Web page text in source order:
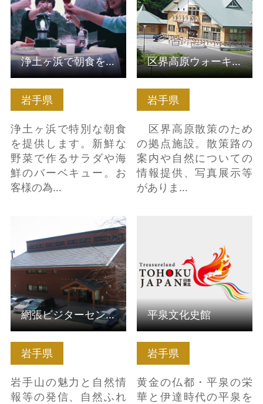
岩手県
浄土ヶ浜で特別な朝食
を提供します。新鮮な
野菜で作るサラダや海
鮮のバーベキュー。お
客様の為…
浄土ヶ浜で朝食を〜あなただけの特別な朝食〜
岩手県
区界高原散策のため
の拠点施設。散策路の
案内や自然についての
情報提供、写真展示等
がありま…
区界高原ウォーキングセンター
岩手県
岩手山の魅力と自然情
報等の発信、自然ふれ
網張ビジターセンター
の詳細はこちら
網張ビジターセンター
岩手県
黄金の仏都・平泉の栄
華と伊達時代の平泉を
平泉文化史館